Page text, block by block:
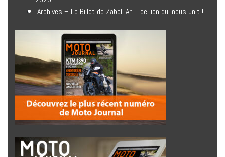
Archives – Le Billet de Zabel. Ah… ce lien qui nous unit !